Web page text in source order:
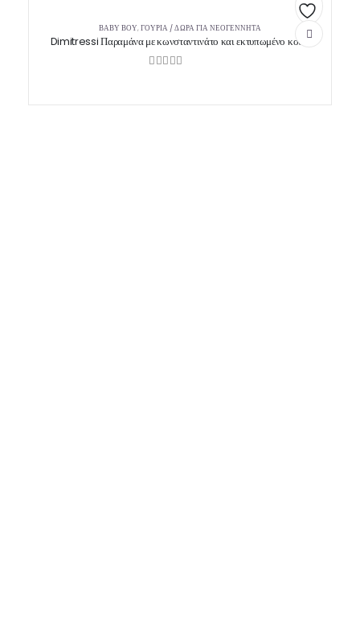
Πρόσθήκη
επιθυμιών
ΒΑΒΥ ΒΟΥ,ΓΟΎΡΙΑ / ΔΏΡΑ ΓΙΑ ΝΕΟΓΈΝΝΗΤΑ
Dimitressi Παραμάνα με κωνσταντινάτο και εκτυπωμένο κουτί